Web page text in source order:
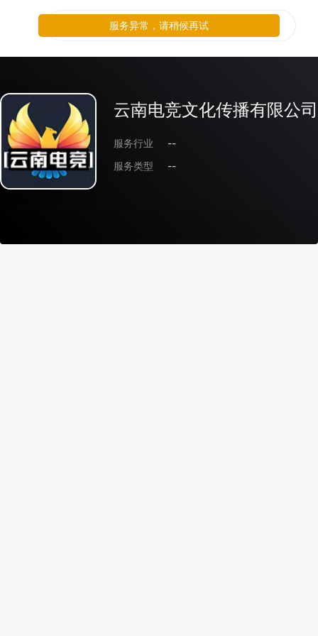
云南电竞文化传播有限公司
服务行业
--
服务类型
--
服务异常，请稍候再试